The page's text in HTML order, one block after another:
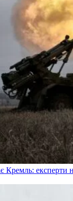
Кремль: експерти